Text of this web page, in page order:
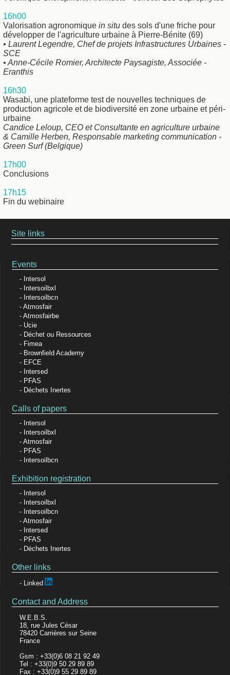
16h00
Valorisation agronomique in situ des sols d'une friche pour
développer de l'agriculture urbaine à Pierre-Bénite (69)
• Laurent Legendre, Chef de projets Infrastructures Urbaines -
SCE
• Anne-Cécile Romier, Architecte Paysagiste, Associée -
Eranthis
16h30
Wasabi, une plateforme test de nouvelles techniques de
production agricole et de biodiversité en zone urbaine et péri-
urbaine
Candice Leloup, CEO et Consultante en agriculture urbaine
& Camille Herben, Responsable marketing communication -
Green Surf (Belgique)
17h00
Conclusions
17h15
Fin du webinaire
Site links
Events
Intersol
Intersoilbxl
Intersoilbcn
Atmosfair
Atmosfairbe
Ucie
Déchet ou Ressources
Fimea
Brownfield Academy
EFCE
Intersed
PFAS
Déchets Inertes
Calls of papers
Intersol
Intersoilbxl
Atmosfair
PFAS
Intersoilbcn
Exhibition registration
Intersol
Intersoilbxl
Intersoilbcn
Atmosfair
Intersed
PFAS
Déchets Inertes
Other links
Linked
Contact and Address
W.E.B.S.
18, rue Jules César
78420 Carrières sur Seine
France
Gsm : +33(0)6 08 21 92 49
Tel : +33(0)9 50 29 89 89
Fax : +33(0)9 55 29 89 89